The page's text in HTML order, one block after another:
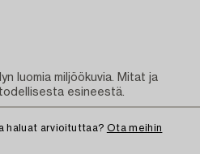
haluat arvioituttaa? Ota meihin
luomia miljöökuvia. Mitat ja
esineestä.